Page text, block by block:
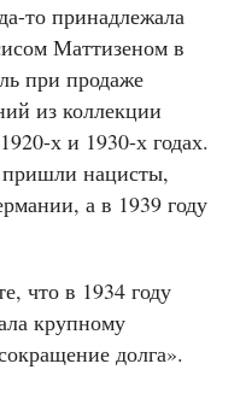
то принадлежала
Маттизеном в
при продаже
из коллекции
х и 1930-х годах.
пришли нацисты,
а в 1939 году
что в 1934 году
крупному
долга».